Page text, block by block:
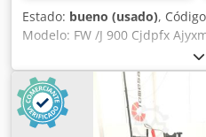
Estado: bueno (usado),
Modelo: FW /J 900 Cjdpfx
tiras de chapa Datos
900 mm Velocidad de
chapa: 0,4 - 2 mm Potencia
Dimensiones totales: 1350 x
kg